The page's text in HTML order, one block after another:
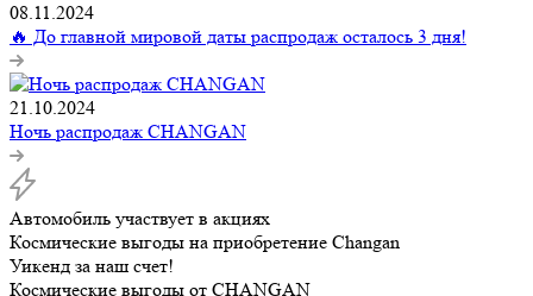
08.11.2024
🔥 До главной мировой даты распродаж осталось 3 дня!
21.10.2024
Ночь распродаж CHANGAN
Автомобиль участвует в акциях
Космические выгоды на приобретение Changan
Уикенд за наш счет!
Космические выгоды от CHANGAN